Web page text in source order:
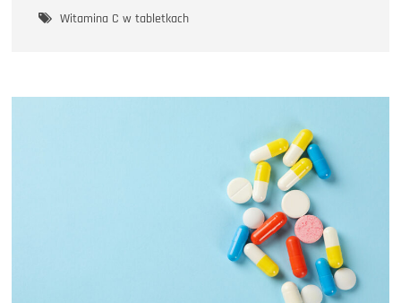
Witamina C w tabletkach